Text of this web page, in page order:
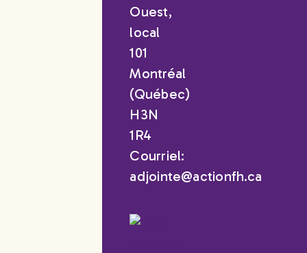
Ouest,
local
101
Montréal
(Québec)
H3N
1R4
Courriel:
adjointe@actionfh.ca